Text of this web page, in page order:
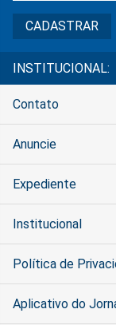
INSTITUCIONAL:
Contato
Anuncie
Expediente
Institucional
Política de
Aplicativo do